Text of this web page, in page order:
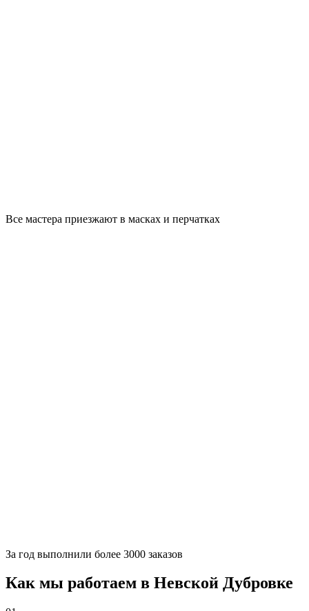
Все мастера приезжают в масках и перчатках
За год выполнили более 3000 заказов
Как мы работаем в Невской Дубровке